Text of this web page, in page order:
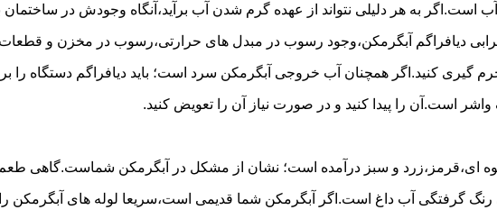
است.اگر به هر دلیلی نتواند از عهده گرم شدن آب برآید،آنگاه وجودش در ساختمان
دیافراگم آبگرمکن،وجود رسوب در مبدل های حرارتی،رسوب در مخزن و قطعات
گیری کنید.اگر همچنان آب خروجی آبگرمکن سرد است؛ باید دیافراگم دستگاه را
است.آن را پیدا کنید و در صورت نیاز آن را تعویض کنید.
ای،قرمز،زرد و سبز درآمده است؛ نشان از مشکل در آبگرمکن شماست.گاهی طعم
گرفتگی آب داغ است.اگر آبگرمکن شما قدیمی است،سریعا لوله های آبگرمکن را